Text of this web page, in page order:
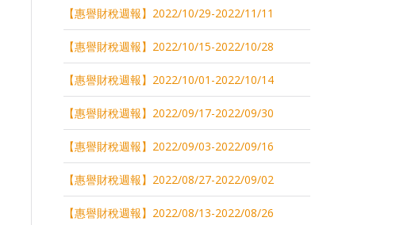
【惠譽財稅週報】2022/10/29-2022/11/11
【惠譽財稅週報】2022/10/15-2022/10/28
【惠譽財稅週報】2022/10/01-2022/10/14
【惠譽財稅週報】2022/09/17-2022/09/30
【惠譽財稅週報】2022/09/03-2022/09/16
【惠譽財稅週報】2022/08/27-2022/09/02
【惠譽財稅週報】2022/08/13-2022/08/26